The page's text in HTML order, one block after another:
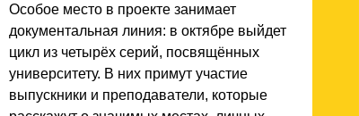
Особое место в проекте занимает
документальная линия: в октябре выйдет
цикл из четырёх серий, посвящённых
университету. В них примут участие
выпускники и преподаватели, которые